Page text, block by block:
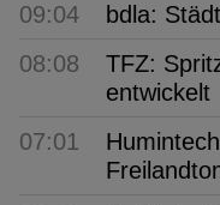
09:04
bdla:
08:08
TFZ:
entwickelt
07:01